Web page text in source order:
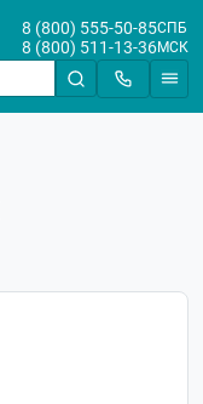
8 (800) 555-50-85СПБ
8 (800) 511-13-36МСК